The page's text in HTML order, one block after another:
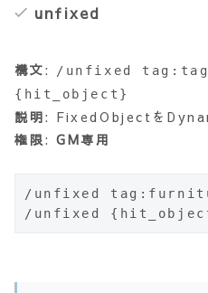
unfixed
構文: /unfixed
{hit_object}
説明: FixedObjectを
権限:GM専用
/unfixed
/unfixed {hit_object}